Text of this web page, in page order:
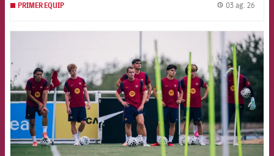
PRIMER EQUIP 03 ag. 26